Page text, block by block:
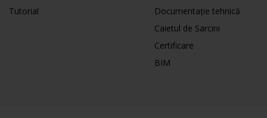
Tutorial
Documentație tehnică
Caietul de Sarcini
Certificare
BIM